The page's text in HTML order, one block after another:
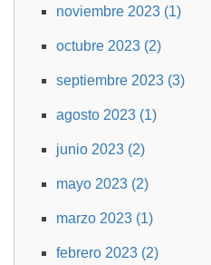
noviembre 2023 (1)
octubre 2023 (2)
septiembre 2023 (3)
agosto 2023 (1)
junio 2023 (2)
mayo 2023 (2)
marzo 2023 (1)
febrero 2023 (2)